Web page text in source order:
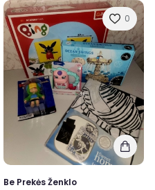
0
Be Prekės Ženklo